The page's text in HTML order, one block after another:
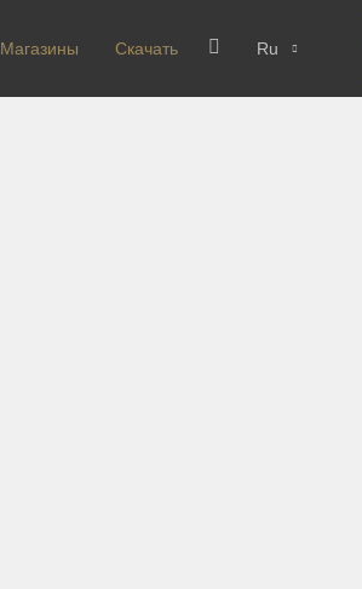
Магазины Скачать Ru